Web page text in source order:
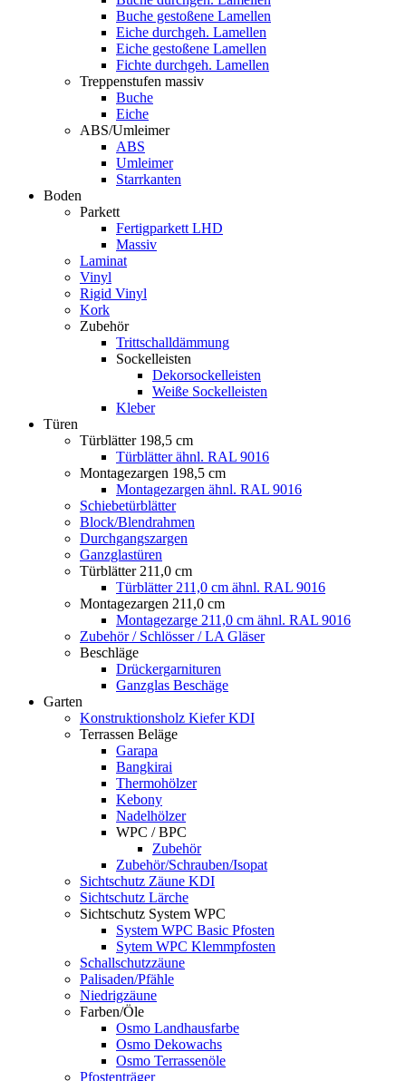
Buche gestoßene Lamellen
Eiche durchgeh. Lamellen
Eiche gestoßene Lamellen
Fichte durchgeh. Lamellen
Treppenstufen massiv
Buche
Eiche
ABS/Umleimer
ABS
Umleimer
Starrkanten
Boden
Parkett
Fertigparkett LHD
Massiv
Laminat
Vinyl
Rigid Vinyl
Kork
Zubehör
Trittschalldämmung
Sockelleisten
Dekorsockelleisten
Weiße Sockelleisten
Kleber
Türen
Türblätter 198,5 cm
Türblätter ähnl. RAL 9016
Montagezargen 198,5 cm
Montagezargen ähnl. RAL 9016
Schiebetürblätter
Block/Blendrahmen
Durchgangszargen
Ganzglastüren
Türblätter 211,0 cm
Türblätter 211,0 cm ähnl. RAL 9016
Montagezargen 211,0 cm
Montagezarge 211,0 cm ähnl. RAL 9016
Zubehör / Schlösser / LA Gläser
Beschläge
Drückergarnituren
Ganzglas Beschäge
Garten
Konstruktionsholz Kiefer KDI
Terrassen Beläge
Garapa
Bangkirai
Thermohölzer
Kebony
Nadelhölzer
WPC / BPC
Zubehör
Zubehör/Schrauben/Isopat
Sichtschutz Zäune KDI
Sichtschutz Lärche
Sichtschutz System WPC
System WPC Basic Pfosten
Sytem WPC Klemmpfosten
Schallschutzzäune
Palisaden/Pfähle
Niedrigzäune
Farben/Öle
Osmo Landhausfarbe
Osmo Dekowachs
Osmo Terrassenöle
Pfostenträger